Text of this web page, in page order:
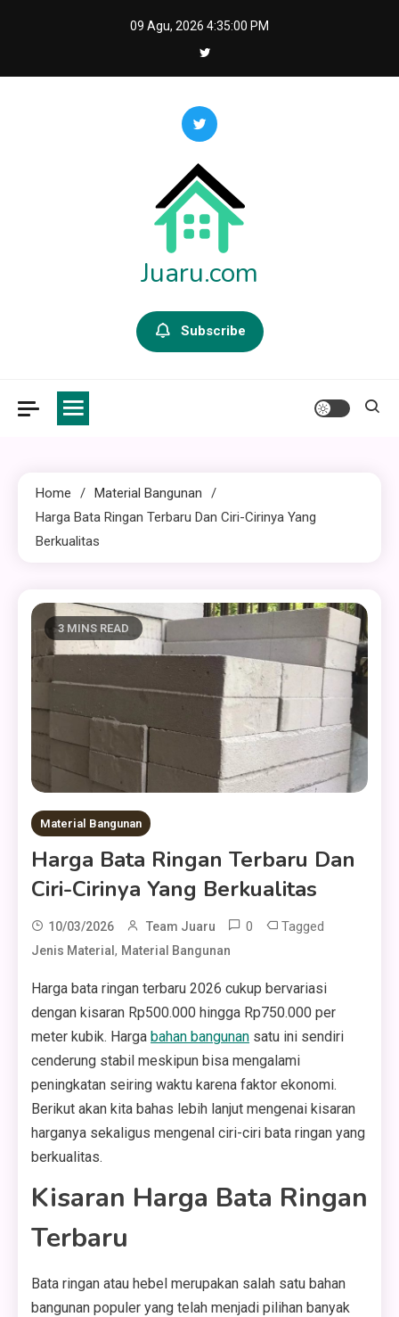
09 Agu, 2026 4:35:01 PM
Juaru.com
Subscribe
Home
Material Bangunan
Harga Bata Ringan Terbaru Dan Ciri-Cirinya Yang
Berkualitas
3 MINS READ
Material Bangunan
Harga Bata Ringan Terbaru Dan
Ciri-Cirinya Yang Berkualitas
10/03/2026 Team Juaru 0 Tagged
Jenis Material , Material Bangunan
Harga bata ringan terbaru 2026 cukup bervariasi
dengan kisaran Rp500.000 hingga Rp750.000 per
meter kubik. Harga bahan bangunan satu ini sendiri
cenderung stabil meskipun bisa mengalami
peningkatan seiring waktu karena faktor ekonomi.
Berikut akan kita bahas lebih lanjut mengenai kisaran
harganya sekaligus mengenal ciri-ciri bata ringan yang
berkualitas.
Kisaran Harga Bata Ringan
Terbaru
Bata ringan atau hebel merupakan salah satu bahan
bangunan populer yang telah menjadi pilihan banyak